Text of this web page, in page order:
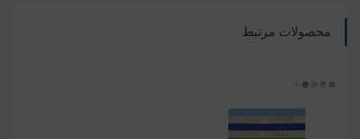
محصولات مرتبط
طرحطرحطرح
130-
+